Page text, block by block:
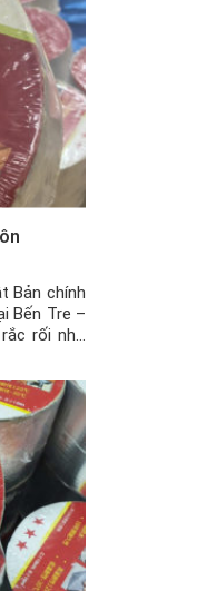
Bản chính
Bến Tre –
rối như
[…]